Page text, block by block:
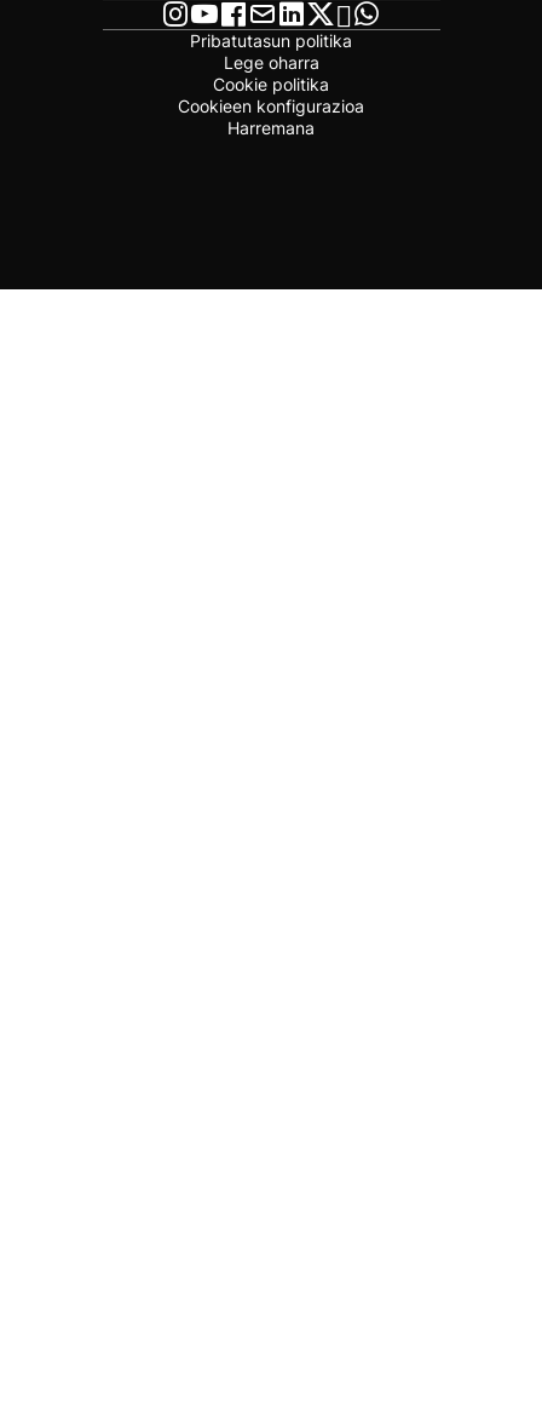
Pribatutasun politika
Lege oharra
Cookie politika
Cookieen konfigurazioa
Harremana